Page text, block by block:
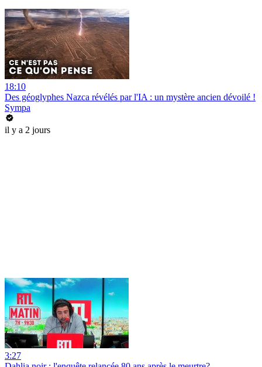
18:10
Des géoglyphes Nazca révélés par l'IA : un mystère ancien dévoilé !
Sympa
il y a 2 jours
3:27